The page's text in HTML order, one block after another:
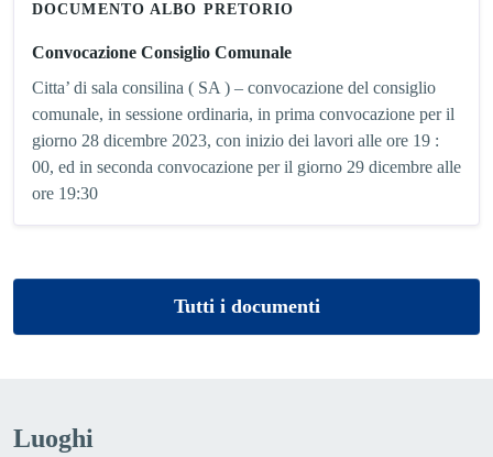
DOCUMENTO ALBO PRETORIO
Convocazione Consiglio Comunale
Citta’ di sala consilina ( SA ) – convocazione del consiglio
comunale, in sessione ordinaria, in prima convocazione per il
giorno 28 dicembre 2023, con inizio dei lavori alle ore 19 :
00, ed in seconda convocazione per il giorno 29 dicembre alle
ore 19:30
Tutti i documenti
Luoghi